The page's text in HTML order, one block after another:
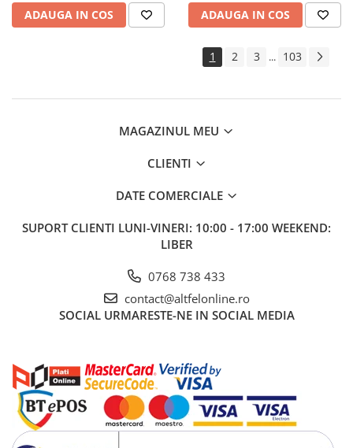
Scutece pentru Adulti
Apa de Gura
Produse Styling
Sampon pentru Barbati
Tratament de Par
Ingrijirea Tenului
Creme de Fata
Demachiere
Manichiura si Pedichiura
ADAUGA IN COS ADAUGA IN COS
1 2 3 ... 103
MAGAZINUL MEU
CLIENTI
DATE COMERCIALE
SUPORT CLIENTI LUNI-VINERI: 10:00 - 17:00 WEEKEND:
LIBER
0768 738 433
contact@altfelonline.ro
SOCIAL URMARESTE-NE IN SOCIAL MEDIA